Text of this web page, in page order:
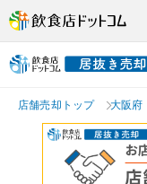
店舗売却トップ 大阪府